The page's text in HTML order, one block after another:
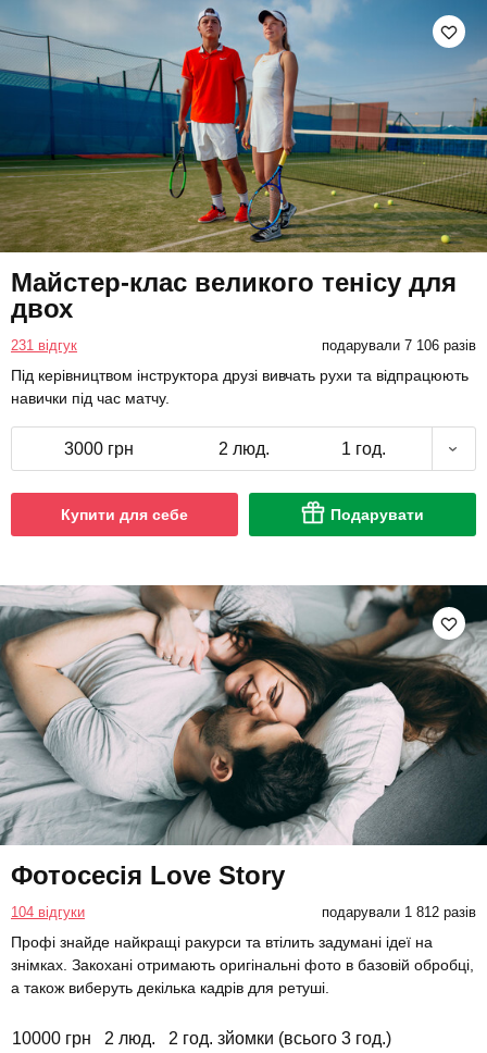
Майстер-клас великого тенісу для
двох
231 відгук подарували 7 106 разів
Під керівництвом інструктора друзі вивчать рухи та відпрацюють
навички під час матчу.
3000 грн 2 люд. 1 год.
Купити для себе Подарувати
Фотосесія Love Story
104 відгуки подарували 1 812 разів
Профі знайде найкращі ракурси та втілить задумані ідеї на
знімках. Закохані отримають оригінальні фото в базовій обробці,
а також виберуть декілька кадрів для ретуші.
10000 грн 2 люд. 2 год. зйомки (всього 3 год.)